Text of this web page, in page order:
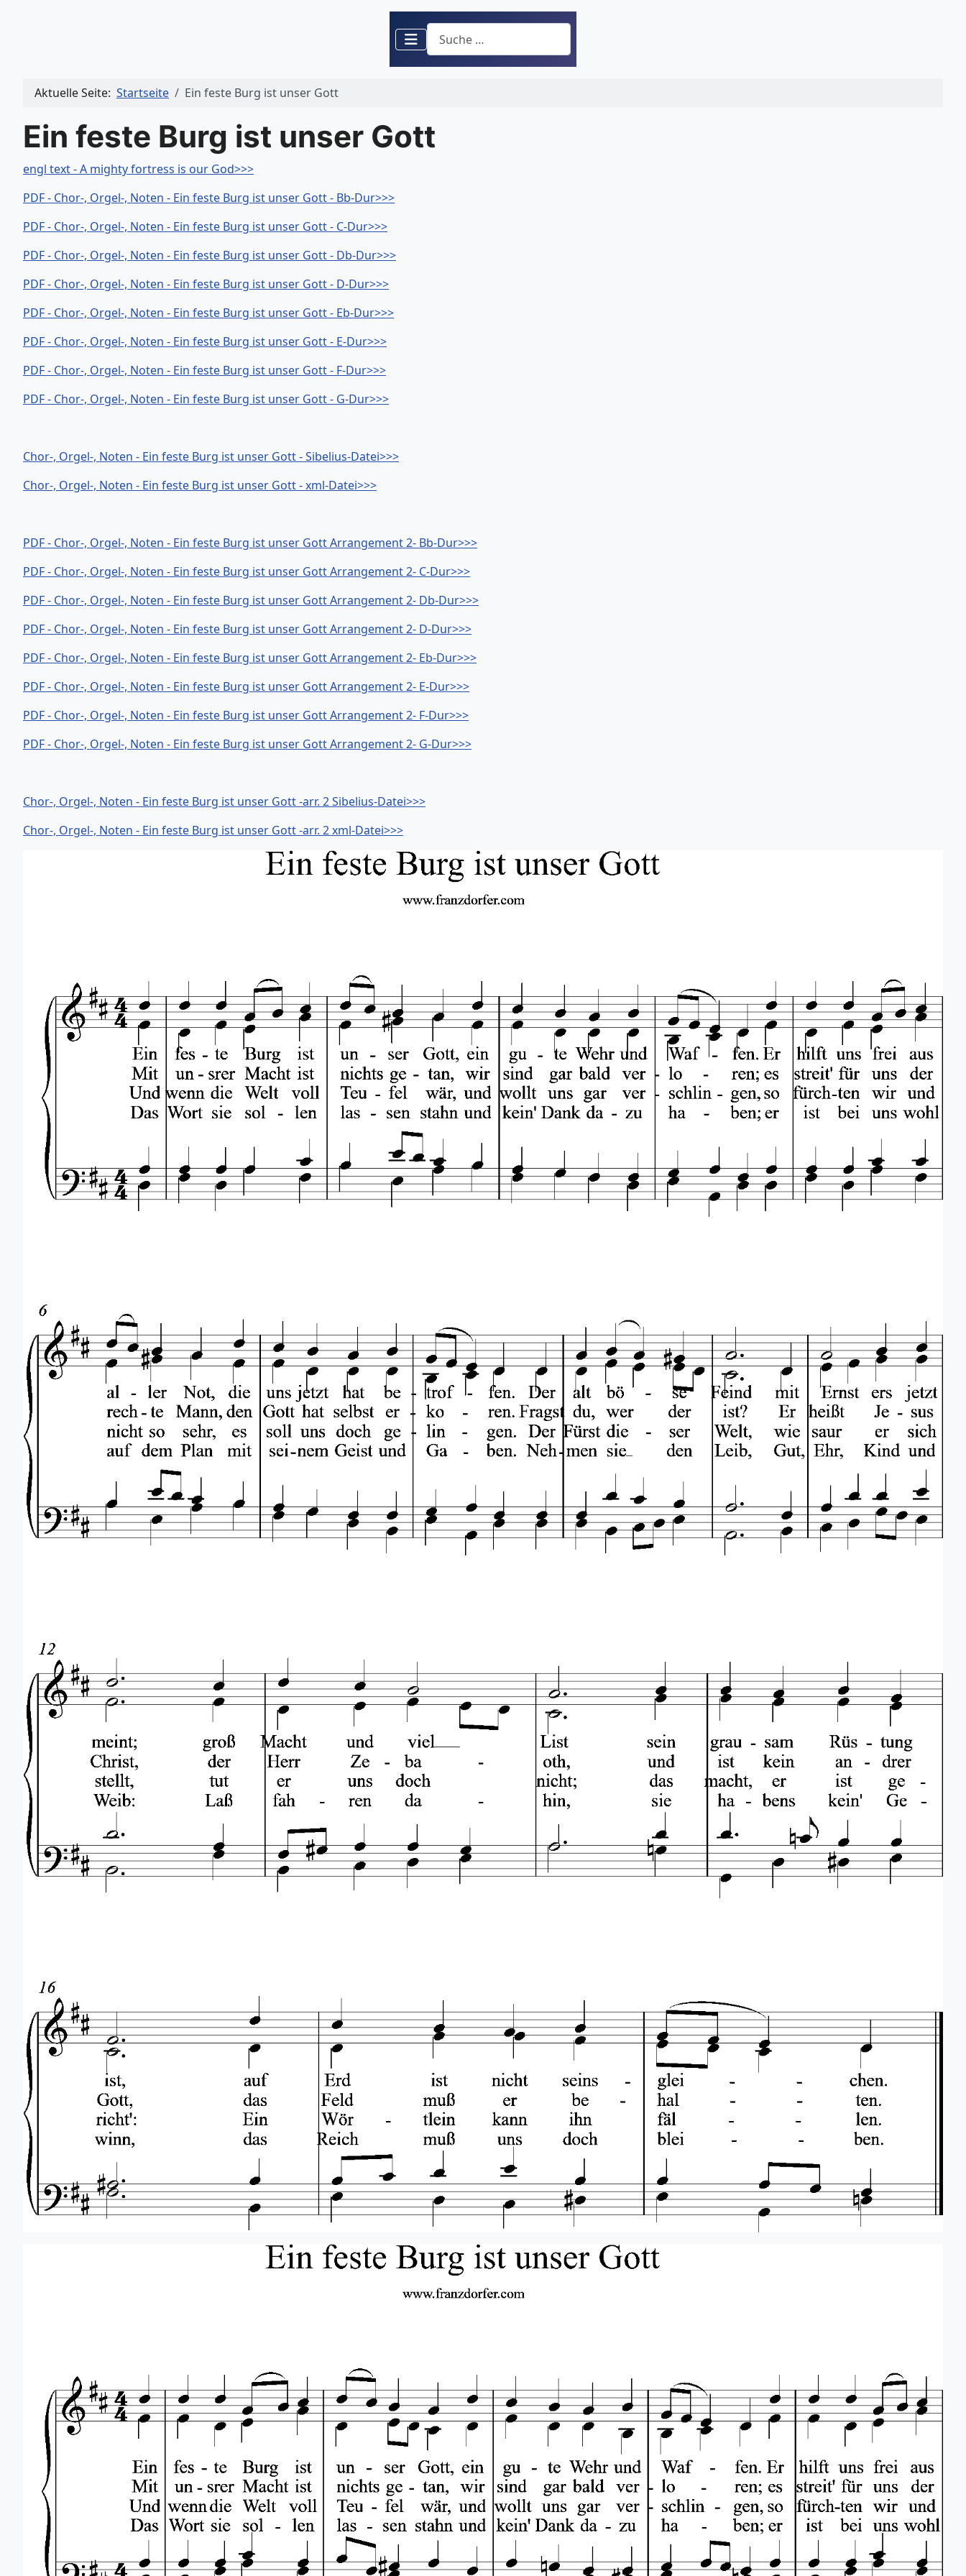
Suchen
Aktuelle Seite: Startseite Ein feste Burg ist unser Gott
Ein feste Burg ist unser Gott
engl text - A mighty fortress is our God>>>
PDF - Chor-, Orgel-, Noten - Ein feste Burg ist unser Gott - Bb-Dur>>>
PDF - Chor-, Orgel-, Noten - Ein feste Burg ist unser Gott - C-Dur>>>
PDF - Chor-, Orgel-, Noten - Ein feste Burg ist unser Gott - Db-Dur>>>
PDF - Chor-, Orgel-, Noten - Ein feste Burg ist unser Gott - D-Dur>>>
PDF - Chor-, Orgel-, Noten - Ein feste Burg ist unser Gott - Eb-Dur>>>
PDF - Chor-, Orgel-, Noten - Ein feste Burg ist unser Gott - E-Dur>>>
PDF - Chor-, Orgel-, Noten - Ein feste Burg ist unser Gott - F-Dur>>>
PDF - Chor-, Orgel-, Noten - Ein feste Burg ist unser Gott - G-Dur>>>
Chor-, Orgel-, Noten - Ein feste Burg ist unser Gott - Sibelius-Datei>>>
Chor-, Orgel-, Noten - Ein feste Burg ist unser Gott - xml-Datei>>>
PDF - Chor-, Orgel-, Noten - Ein feste Burg ist unser Gott Arrangement 2- Bb-Dur>>>
PDF - Chor-, Orgel-, Noten - Ein feste Burg ist unser Gott Arrangement 2- C-Dur>>>
PDF - Chor-, Orgel-, Noten - Ein feste Burg ist unser Gott Arrangement 2- Db-Dur>>>
PDF - Chor-, Orgel-, Noten - Ein feste Burg ist unser Gott Arrangement 2- D-Dur>>>
PDF - Chor-, Orgel-, Noten - Ein feste Burg ist unser Gott Arrangement 2- Eb-Dur>>>
PDF - Chor-, Orgel-, Noten - Ein feste Burg ist unser Gott Arrangement 2- E-Dur>>>
PDF - Chor-, Orgel-, Noten - Ein feste Burg ist unser Gott Arrangement 2- F-Dur>>>
PDF - Chor-, Orgel-, Noten - Ein feste Burg ist unser Gott Arrangement 2- G-Dur>>>
Chor-, Orgel-, Noten - Ein feste Burg ist unser Gott -arr. 2 Sibelius-Datei>>>
Chor-, Orgel-, Noten - Ein feste Burg ist unser Gott -arr. 2 xml-Datei>>>